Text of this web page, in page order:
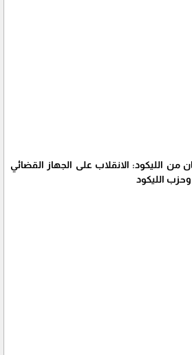
من الليكود: الانقلاب على الجهاز القضائي
الليكود